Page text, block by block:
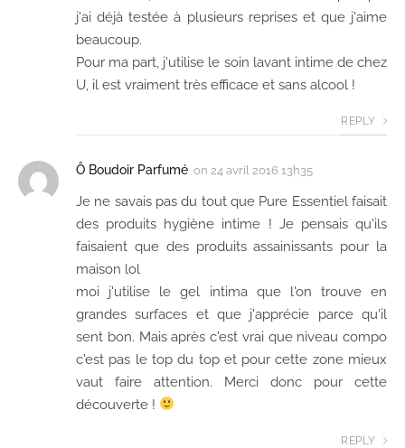
j'ai déjà testée à plusieurs reprises et que j'aime
beaucoup.
Pour ma part, j'utilise le soin lavant intime de chez
U, il est vraiment très efficace et sans alcool !
REPLY
Ô Boudoir Parfumé on 24 avril 2016 13h35
Je ne savais pas du tout que Pure Essentiel faisait
des produits hygiène intime ! Je pensais qu'ils
faisaient que des produits assainissants pour la
maison lol
moi j'utilise le gel intima que l'on trouve en
grandes surfaces et que j'apprécie parce qu'il
sent bon. Mais après c'est vrai que niveau compo
c'est pas le top du top et pour cette zone mieux
vaut faire attention. Merci donc pour cette
découverte !
REPLY